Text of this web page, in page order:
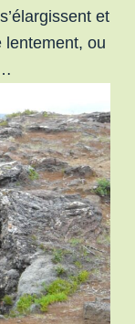
et
lentement, ou